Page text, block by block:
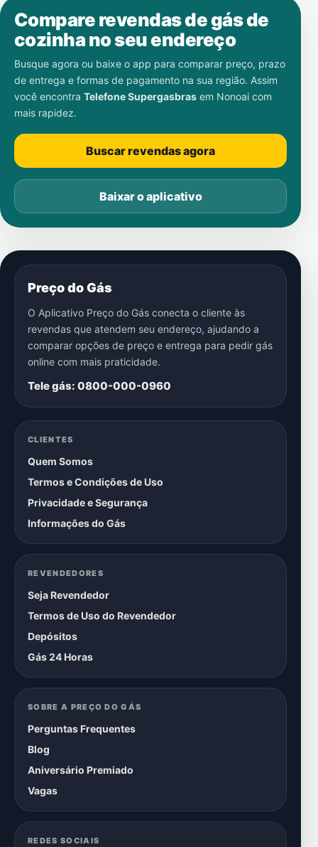
Compare revendas de gás de
cozinha no seu endereço
Busque agora ou baixe o app para comparar preço, prazo
de entrega e formas de pagamento na sua região. Assim
você encontra Telefone Supergasbras em Nonoai com
mais rapidez.
Buscar revendas agora
Baixar o aplicativo
Preço do Gás
O Aplicativo Preço do Gás conecta o cliente às
revendas que atendem seu endereço, ajudando a
comparar opções de preço e entrega para pedir gás
online com mais praticidade.
Tele gás: 0800-000-0960
CLIENTES
Quem Somos
Termos e Condições de Uso
Privacidade e Segurança
Informações do Gás
REVENDEDORES
Seja Revendedor
Termos de Uso do Revendedor
Depósitos
Gás 24 Horas
SOBRE A PREÇO DO GÁS
Perguntas Frequentes
Blog
Aniversário Premiado
Vagas
REDES SOCIAIS